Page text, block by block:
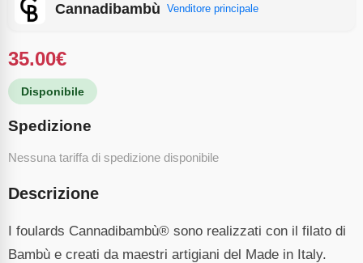
Cannadibambù Venditore principale
35.00€
Disponibile
Spedizione
Nessuna tariffa di spedizione disponibile
Descrizione
I foulards Cannadibambù® sono realizzati con il filato di
Bambù e creati da maestri artigiani del Made in Italy.